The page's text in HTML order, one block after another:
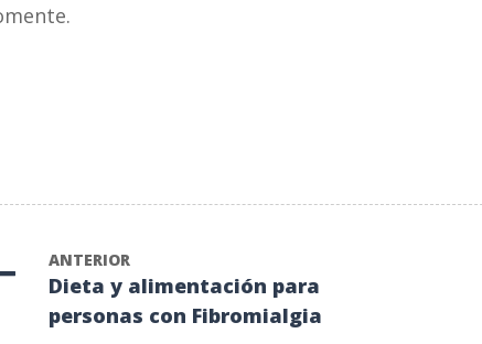
ANTERIOR
Dieta y alimentación para
personas con Fibromialgia